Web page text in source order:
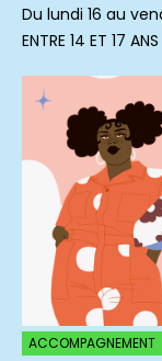
Du lundi 16 au
ENTRE 14 ET 17
ACCOMPAGNEMENT